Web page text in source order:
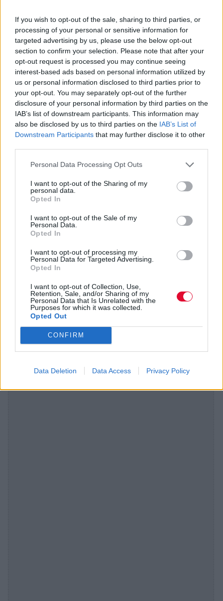
If you wish to opt-out of the sale, sharing to third parties, or
processing of your personal or sensitive information for
targeted advertising by us, please use the below opt-out
section to confirm your selection. Please note that after your
opt-out request is processed you may continue seeing
interest-based ads based on personal information utilized by
us or personal information disclosed to third parties prior to
your opt-out. You may separately opt-out of the further
disclosure of your personal information by third parties on the
IAB’s list of downstream participants. This information may
also be disclosed by us to third parties on the IAB’s List of
Downstream Participants that may further disclose it to other
Personal Data Processing Opt Outs
I want to opt-out of the Sharing of my
personal data.
Opted In
I want to opt-out of the Sale of my
Personal Data.
Opted In
I want to opt-out of processing my
Personal Data for Targeted Advertising.
Opted In
I want to opt-out of Collection, Use,
Retention, Sale, and/or Sharing of my
Personal Data that Is Unrelated with the
Purposes for which it was collected.
Opted Out
CONFIRM
Data Deletion Data Access Privacy Policy
-Βεβαιώσου ότι η σκούπα σου διαθέτει και
ειδικό πέλμα:
συνοδεύει την ηλεκτρική σκούπα
Silent της Philips, έχει σχεδιαστεί ειδικά για
βαθύ καθαρισμό των χαλιών, καθώς και για
να αφαιρεί εύκολα τρίχες και χνούδια. Η
περιστρεφόμενη βούρτσα που βρίσκεται
στο εσωτερικό του πέλματος αφαιρεί
ενεργά μικροσκοπικά σωματίδια σκόνης και
τρίχες κατοικιδίων.
Διαφήμιση